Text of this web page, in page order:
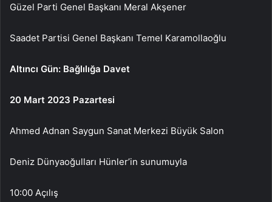
Güzel Parti Genel Başkanı Meral Akşener
Saadet Partisi Genel Başkanı Temel Karamollaoğlu
Altıncı Gün: Bağlılığa Davet
20 Mart 2023 Pazartesi
Ahmed Adnan Saygun Sanat Merkezi Büyük Salon
Deniz Dünyaoğulları Hünler’in sunumuyla
10:00 Açılış